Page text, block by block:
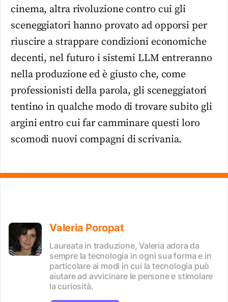
cinema, altra rivoluzione contro cui gli
sceneggiatori hanno provato ad opporsi per
riuscire a strappare condizioni economiche
decenti, nel futuro i sistemi LLM entreranno
nella produzione ed è giusto che, come
professionisti della parola, gli sceneggiatori
tentino in qualche modo di trovare subito gli
argini entro cui far camminare questi loro
scomodi nuovi compagni di scrivania.
Valeria Poropat
Laureata in traduzione, Valeria adora da
sempre la tecnologia in ogni sua forma e in
particolare ai modi in cui la tecnologia può
aiutare ad avvicinare le persone e stimolare
la curiosità.